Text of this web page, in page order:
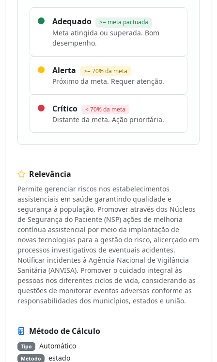
Adequado >= meta pactuada
Meta atingida ou superada. Bom
desempenho.
Alerta >= 70% da meta
Próximo da meta. Requer atenção.
Crítico < 70% da meta
Distante da meta. Ação prioritária.
Relevância
Permite gerenciar riscos nos estabelecimentos
assistenciais em saúde garantindo qualidade e
segurança à população. Promover através dos Núcleos
de Segurança do Paciente (NSP) ações de melhoria
contínua assistencial por meio da implantação de
novas tecnologias para a gestão do risco, alicerçado em
processos investigativos de eventuais acidentes.
Notificar incidentes à Agência Nacional de Vigilância
Sanitária (ANVISA). Promover o cuidado integral às
pessoas nos diferentes ciclos de vida, considerando as
questões de monitorar eventos adversos conforme as
responsabilidades dos municípios, estados e união.
Método de Cálculo
Tipo Automático
Metodo estado